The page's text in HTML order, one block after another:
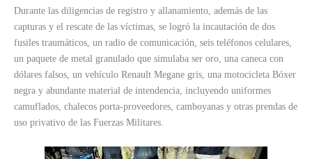
Durante las diligencias de registro y allanamiento, además de las
capturas y el rescate de las víctimas, se logró la incautación de dos
fusiles traumáticos, un radio de comunicación, seis teléfonos celulares,
un paquete de metal granulado que simulaba ser oro, una caneca con
dólares falsos, un vehículo Renault Megane gris, una motocicleta Bóxer
negra y abundante material de intendencia, incluyendo uniformes
camuflados, chalecos porta-proveedores, camboyanas y otras prendas de
uso privativo de las Fuerzas Militares.